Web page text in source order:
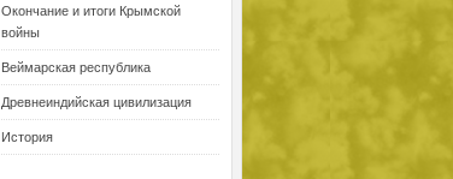
Окончание и итоги Крымской
войны
Веймарская республика
Древнеиндийская цивилизация
История